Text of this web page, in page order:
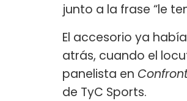
junto a la frase “le
El accesorio ya
atrás, cuando el
panelista en
de TyC Sports.